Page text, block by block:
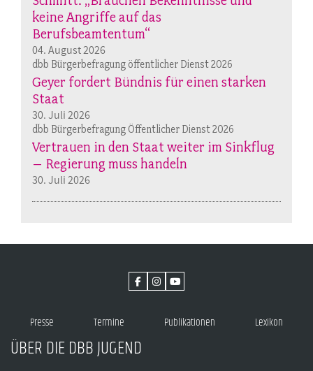
keine Angriffe auf das
Berufsbeamtentum“
04. August 2026
dbb Bürgerbefragung öffentlicher Dienst 2026
Geyer fordert Bündnis für einen starken
Staat
30. Juli 2026
dbb Bürgerbefragung Öffentlicher Dienst 2026
Vertrauen in den Staat weiter im Sinkflug
– Regierung muss handeln
30. Juli 2026
Presse Termine Publikationen Lexikon
ÜBER DIE DBB JUGEND